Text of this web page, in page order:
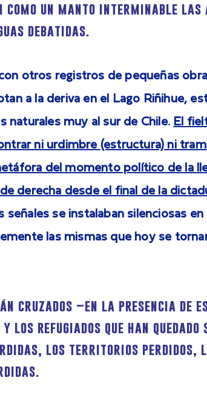
un manto interminable las
debatidas.
otros registros de pequeñas
a la deriva en el Lago Riñihue,
naturales muy al sur de Chile. El
ni urdimbre (estructura) ni
del momento político de la
derecha desde el final de la
señales se instalaban silenciosas
las mismas que hoy se
cruzados –en la presencia de
los refugiados que han quedado
los territorios perdidos,